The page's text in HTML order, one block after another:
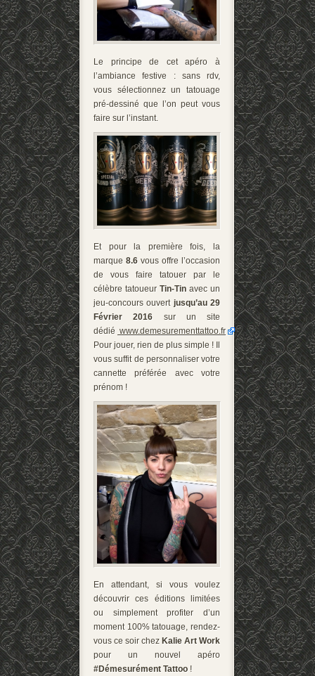
Le principe de cet apéro à
l’ambiance festive : sans rdv,
vous sélectionnez un tatouage
pré-dessiné que l’on peut vous
faire sur l’instant.
Et pour la première fois, la
marque 8.6 vous offre l’occasion
de vous faire tatouer par le
célèbre tatoueur Tin-Tin avec un
jeu-concours ouvert jusqu’au 29
Février 2016 sur un site
dédié www.demesurementtattoo.fr
.
Pour jouer, rien de plus simple ! Il
vous suffit de personnaliser votre
cannette préférée avec votre
prénom !
En attendant, si vous voulez
découvrir ces éditions limitées
ou simplement profiter d’un
moment 100% tatouage, rendez-
vous ce soir chez Kalie Art Work
pour un nouvel apéro
#Démesurément Tattoo !